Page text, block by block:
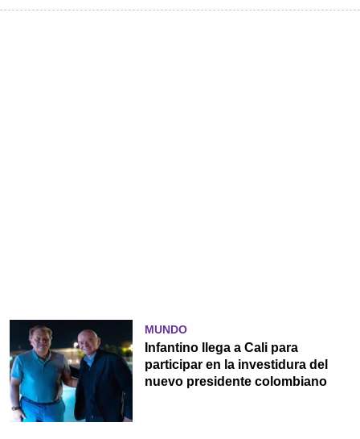
MUNDO
Infantino llega a Cali para
participar en la investidura del
nuevo presidente colombiano